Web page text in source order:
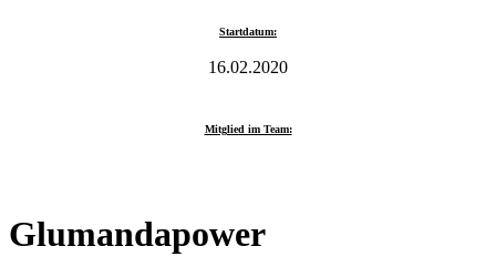
Startdatum:
16.02.2020
Mitglied im Team:
Glumandapower